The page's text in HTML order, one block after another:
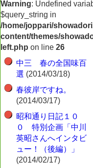
Warning: Undefined
$query_string in
/home/joppari/
content/themes/
left.php on line 26
中三 春の全国味百
選 (2014/03/18)
春彼岸ですね。
(2014/03/17)
昭和通り日記１０
０ 特別企画「中川
英昭さんへインタビ
ュー！（後編）」
(2014/02/17)